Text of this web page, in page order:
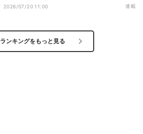
2026/07/20 11:00 連載
ランキングをもっと見る